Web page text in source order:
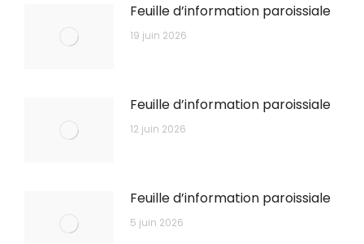
Feuille d’information paroissiale
19 juin 2026
Feuille d’information paroissiale
12 juin 2026
Feuille d’information paroissiale
5 juin 2026